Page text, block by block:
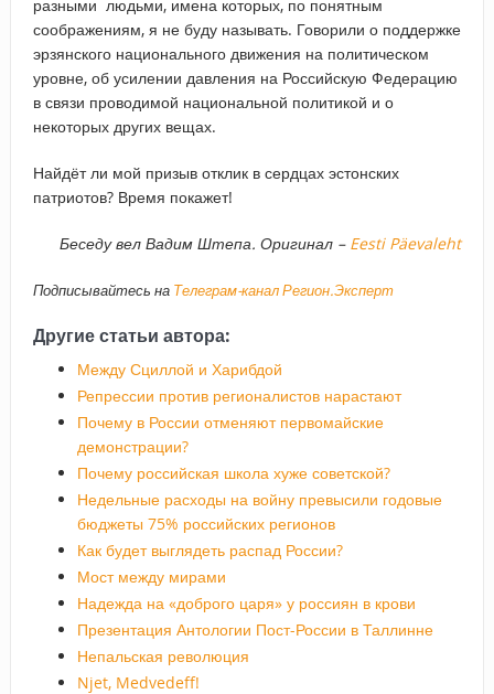
разными людьми, имена которых, по понятным
соображениям, я не буду называть. Говорили о поддержке
эрзянского национального движения на политическом
уровне, об усилении давления на Российскую Федерацию
в связи проводимой национальной политикой и о
некоторых других вещах.
Найдёт ли мой призыв отклик в сердцах эстонских
патриотов? Время покажет!
Беседу вел Вадим Штепа. Оригинал – Eesti Päevaleht
Подписывайтесь на Телеграм-канал Регион.Эксперт
Другие статьи автора:
Между Сциллой и Харибдой
Репрессии против регионалистов нарастают
Почему в России отменяют первомайские
демонстрации?
Почему российская школа хуже советской?
Недельные расходы на войну превысили годовые
бюджеты 75% российских регионов
Как будет выглядеть распад России?
Мост между мирами
Надежда на «доброго царя» у россиян в крови
Презентация Антологии Пост-России в Таллинне
Непальская революция
Njet, Medvedeff!